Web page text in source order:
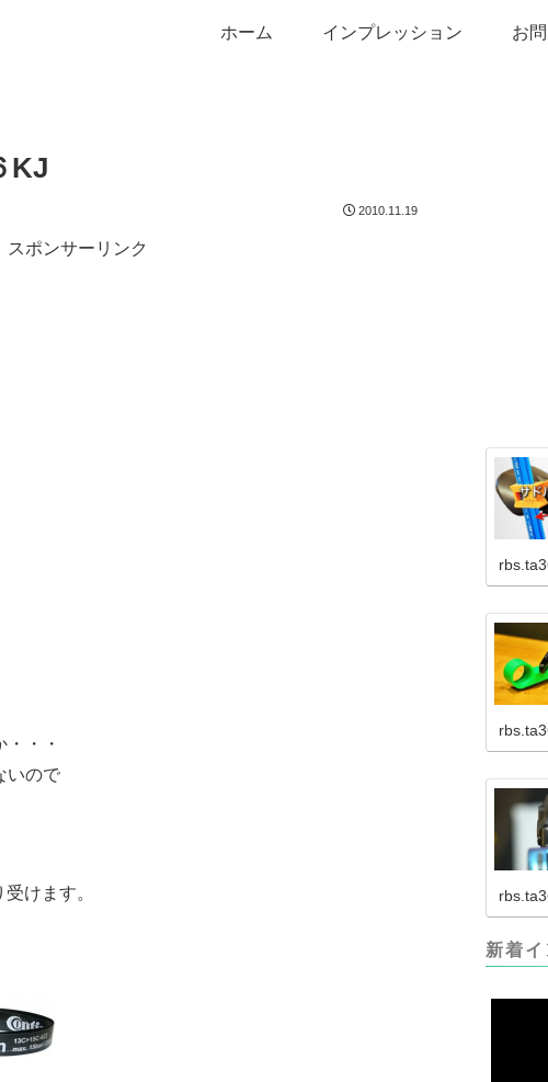
ホーム インプレッション お
KJ
2010.11.19
スポンサーリンク
・・
いので
けます。
新着